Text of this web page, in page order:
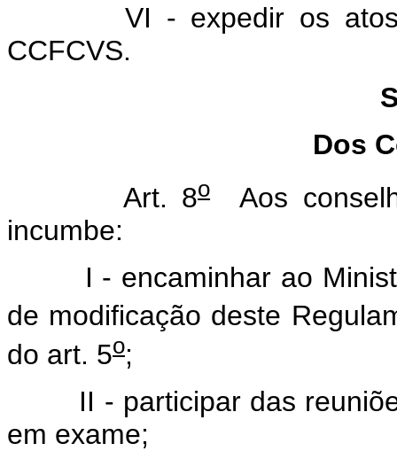
VI - expedir os atos
CCFCVS.
Dos
Art. 8o
Aos
incumbe:
I - encaminhar ao
de modificação deste
do art. 5o;
II - participar das
em exame;